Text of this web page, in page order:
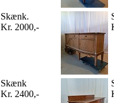
Skænk.
Kr. 2000,-
Skænk
Kr. 2400,-